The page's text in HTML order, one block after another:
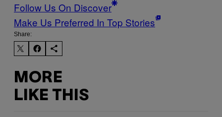
Follow Us On Discover
Make Us Preferred In Top Stories
Share:
MORE
LIKE THIS